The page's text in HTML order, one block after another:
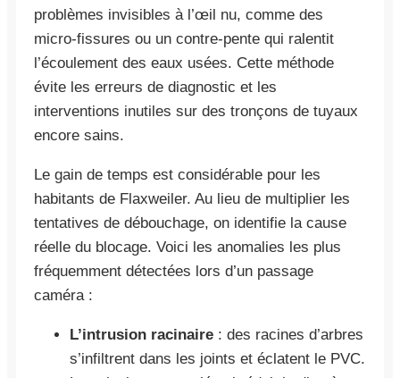
problèmes invisibles à l’œil nu, comme des
micro-fissures ou un contre-pente qui ralentit
l’écoulement des eaux usées. Cette méthode
évite les erreurs de diagnostic et les
interventions inutiles sur des tronçons de tuyaux
encore sains.
Le gain de temps est considérable pour les
habitants de Flaxweiler. Au lieu de multiplier les
tentatives de débouchage, on identifie la cause
réelle du blocage. Voici les anomalies les plus
fréquemment détectées lors d’un passage
caméra :
L’intrusion racinaire : des racines d’arbres
s’infiltrent dans les joints et éclatent le PVC.